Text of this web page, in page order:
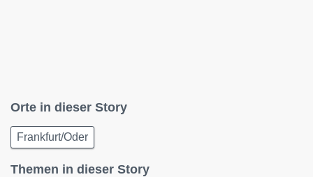
Orte in dieser Story
Frankfurt/Oder
Themen in dieser Story